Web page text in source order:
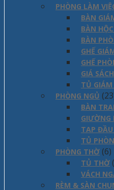
PHÒNG LÀM
BÀN
BÀN
BÀN
GHẾ
GHẾ
GIÁ SÁCH
TỦ GIÁM
PHÒNG NGỦ
BÀN
GIƯỜNG
TAP
TỦ
PHÒNG THỜ (6)
TỦ THỜ
VÁCH
RÈM & SÀN